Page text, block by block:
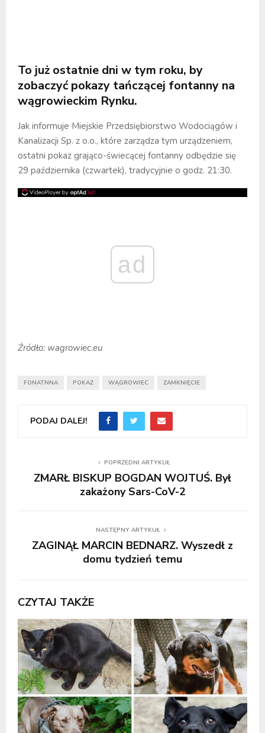
To już ostatnie dni w tym roku, by
zobaczyć pokazy tańczącej fontanny na
wągrowieckim Rynku.
Jak informuje Miejskie Przedsiębiorstwo Wodociągów i
Kanalizacji Sp. z o.o., które zarządza tym urządzeniem,
ostatni pokaz grająco-świecącej fontanny odbędzie się
29 października (czwartek), tradycyjnie o godz. 21:30.
ad
Źródło: wagrowiec.eu
FONATNNA POKAZ WĄGROWIEC ZAMKNIĘCIE
PODAJ DALEJ!
POPRZEDNI ARTYKUŁ
ZMARŁ BISKUP BOGDAN WOJTUŚ. Był
zakażony Sars-CoV-2
NASTĘPNY ARTYKUŁ
ZAGINĄŁ MARCIN BEDNARZ. Wyszedł z
domu tydzień temu
CZYTAJ TAKŻE